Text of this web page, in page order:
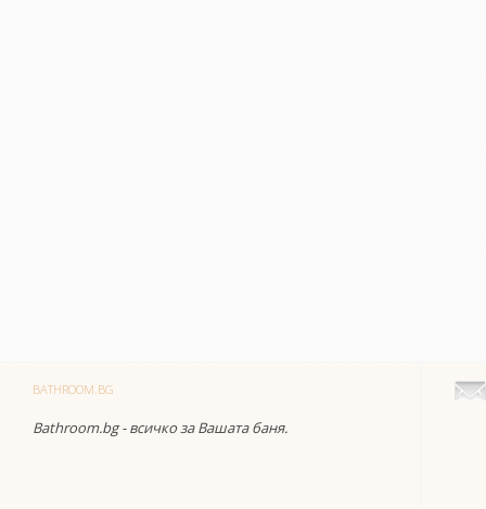
BATHROOM.BG
Bathroom.bg - всичко за Вашата баня.